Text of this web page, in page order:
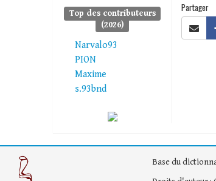
Top des contributeurs
(2026)
Narvalo93
PION
Maxime
s.93bnd
Partager
Base du